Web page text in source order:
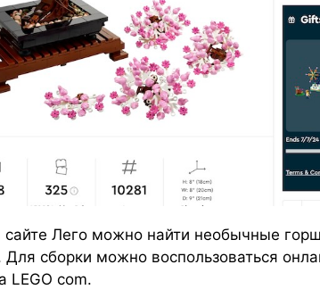
Лего можно найти необычные
сборки можно воспользоваться
LEGO com.